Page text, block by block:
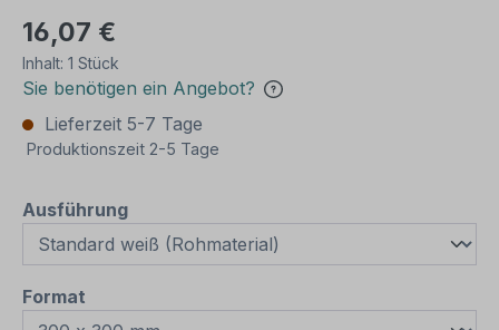
16,07 €
Inhalt: 1 Stück
Sie benötigen ein Angebot?
Lieferzeit 5-7 Tage
Produktionszeit 2-5 Tage
Ausführungauswählen
Format